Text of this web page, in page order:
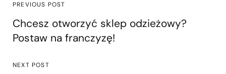
PREVIOUS POST
Chcesz otworzyć sklep odzieżowy?
Postaw na franczyzę!
NEXT POST